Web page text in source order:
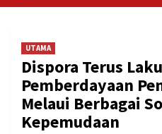
UTAMA
Dispora Terus
Pemberdayaan
Melaui Berbagai
Kepemudaan